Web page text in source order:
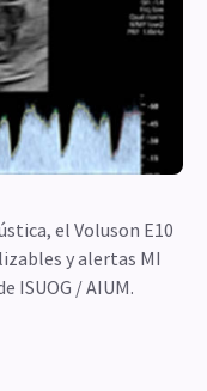
el Voluson E10
y alertas MI
ISUOG / AIUM.